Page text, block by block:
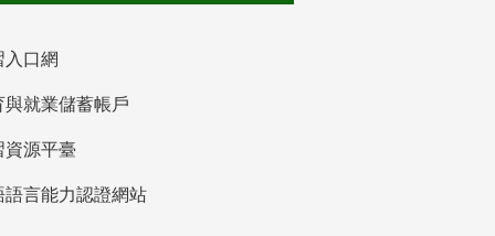
入口網
與就業儲蓄帳戶
資源平臺
語言能力認證網站